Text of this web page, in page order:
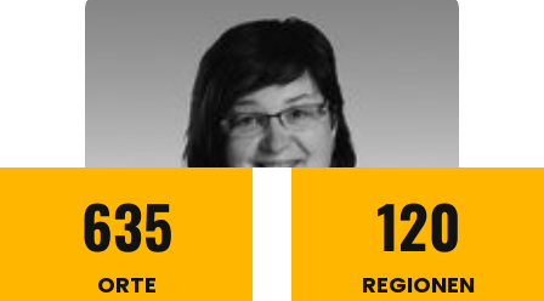
635
ORTE
120
REGIONEN